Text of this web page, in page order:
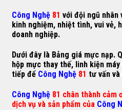
Công Nghệ 81 với đội ngũ nhân
kinh nghiệm, nhiệt tình, vui vẻ,
doanh nghiệp.
Dưới đây là Bảng giá mực nạp.
hộp mực thay thế, linh kiện
tiếp để Công Nghệ 81 tư vấn
Công Nghệ 81 chân thành cảm
dịch vụ và sản phẩm của Công